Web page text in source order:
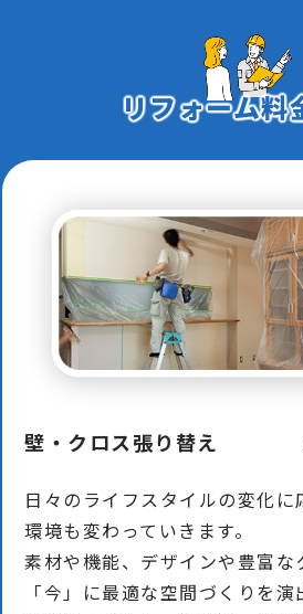
リフォーム料
壁・クロス張り替え
日々のライフスタイルの変化に
環境も変わっていきます。
素材や機能、デザインや豊富な
「今」に最適な空間づくりを演